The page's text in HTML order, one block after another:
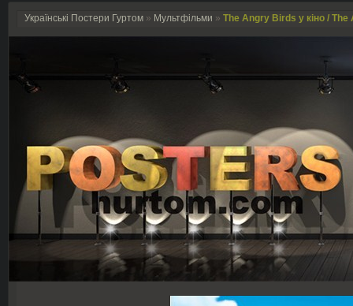
Українські Постери Гуртом » Мультфільми » The Angry Birds у кіно /